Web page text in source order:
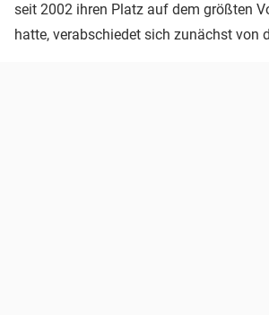
seit 2002 ihren Platz auf dem größten
hatte, verabschiedet sich zunächst von